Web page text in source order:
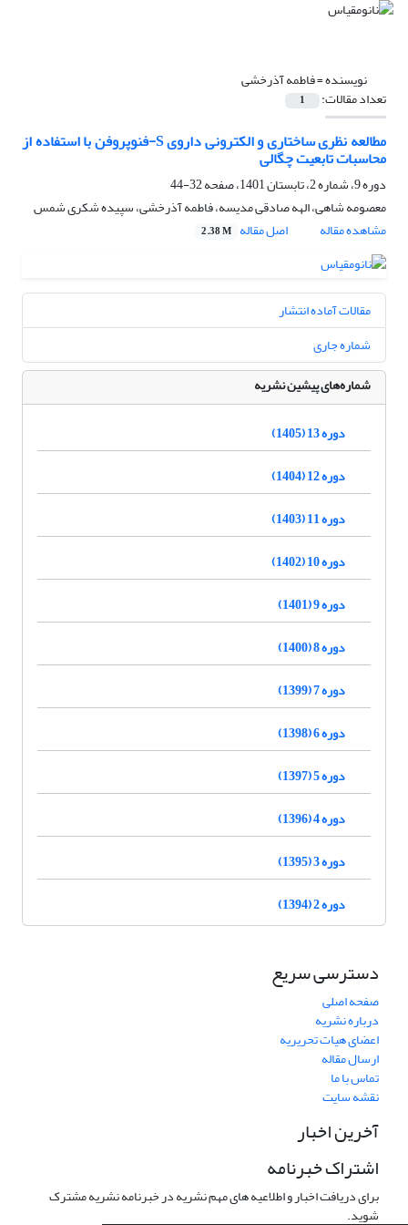
نویسنده =فاطمه آذرخشی
تعداد مقالات: 1
مطالعه نظری ساختاری و الکترونی داروی S-فنوپروفن با استفاده از
محاسبات تابعیت چگالی
دوره 9، شماره 2، تابستان 1401، صفحه
32-44
معصومه شاهی، الهه صادقی مدیسه، فاطمه آذرخشی، سپیده شکری شمس
مشاهده مقاله
اصل مقاله 2.38 M
مقالات آماده انتشار
شماره جاری
شماره‌های پیشین نشریه
دوره 13 (1405)
دوره 12 (1404)
دوره 11 (1403)
دوره 10 (1402)
دوره 9 (1401)
دوره 8 (1400)
دوره 7 (1399)
دوره 6 (1398)
دوره 5 (1397)
دوره 4 (1396)
دوره 3 (1395)
دوره 2 (1394)
دسترسی سریع
صفحه اصلی
درباره نشریه
اعضای هیات تحریریه
ارسال مقاله
تماس با ما
نقشه سایت
آخرین اخبار
اشتراک خبرنامه
برای دریافت اخبار و اطلاعیه های مهم نشریه در خبرنامه نشریه مشترک
شوید.